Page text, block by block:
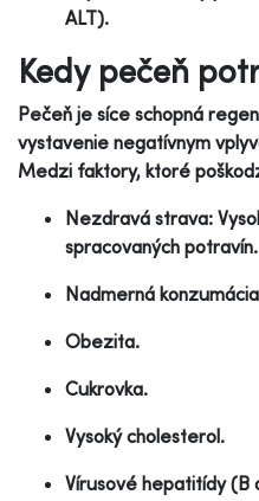
ALT).
Kedy pečeň
Pečeň je síce schopná
vystavenie negatívnym
Medzi faktory, ktoré
Nezdravá strava:
spracovaných potravín.
Nadmerná
Obezita.
Cukrovka.
Vysoký cholesterol.
Vírusové hepatitídy (B